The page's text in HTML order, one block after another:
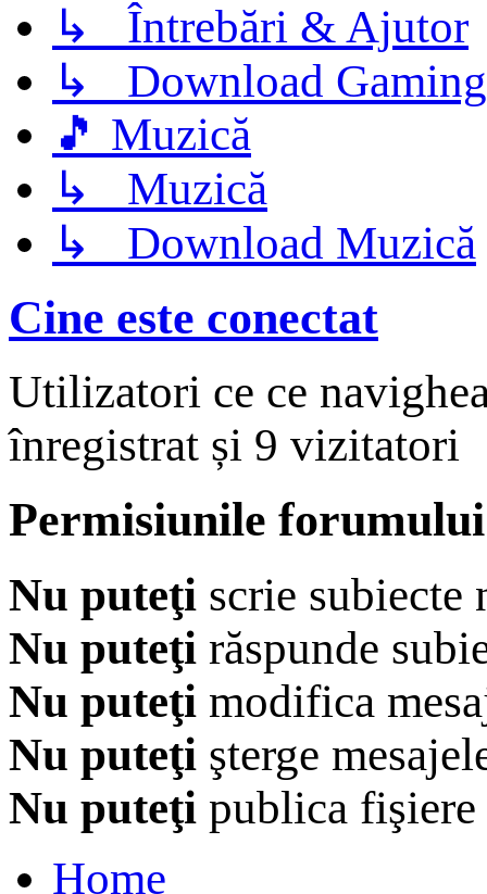
↳ Întrebări & Ajutor
↳ Download Gaming
🎵 Muzică
↳ Muzică
↳ Download Muzică
Cine este conectat
Utilizatori ce ce
înregistrat și 9 vizitatori
Permisiunile forumului
Nu puteţi scrie subiecte
Nu puteţi răspunde
Nu puteţi modifica
Nu puteţi şterge
Nu puteţi publica fişiere
Home